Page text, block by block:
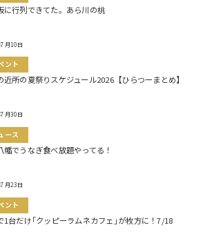
に行列できてた。あら川の桃
月10日
ント
近所の夏祭りスケジュール2026【ひらつーまとめ】
月30日
ース
幡でうなぎ食べ放題やってる！
月23日
ント
1台だけ｢クッピーラムネカフェ｣が枚方に！7/18